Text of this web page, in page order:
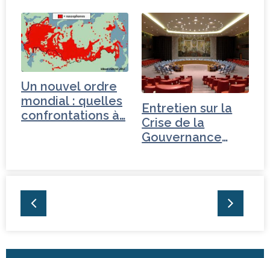
Un nouvel ordre
mondial : quelles
confrontations à…
Entretien sur la
Crise de la
Gouvernance